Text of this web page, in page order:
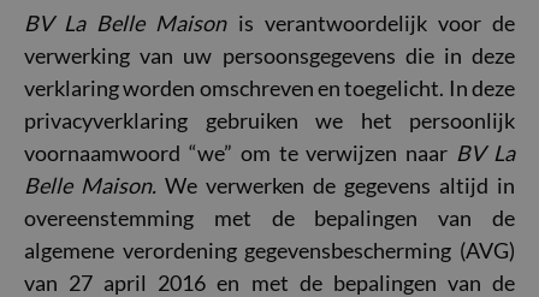
BV La Belle Maisonis verantwoordelijk voor de
verwerking van uw persoonsgegevens die in deze
verklaring worden omschreven en toegelicht. In deze
privacyverklaring gebruiken we het persoonlijk
voornaamwoord “we” om te verwijzen naar BV La
Belle Maison. We verwerken de gegevens altijd in
overeenstemming met de bepalingen van de
algemene verordening gegevensbescherming (AVG)
van 27 april 2016 en met de bepalingen van de